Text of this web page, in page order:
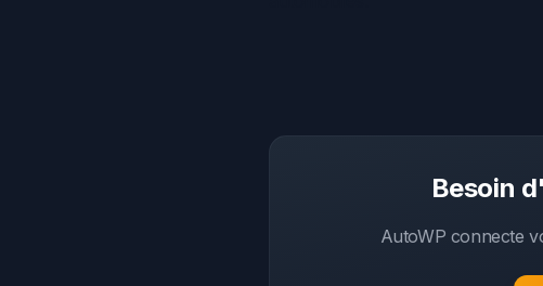
Besoin
AutoWP connecte